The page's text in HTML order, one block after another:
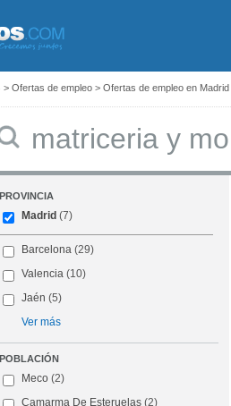
> Ofertas de empleo > Ofertas de empleo en Madrid
PROVINCIA
Madrid (7)
Barcelona (29)
Valencia (10)
Jaén (5)
Ver más
POBLACIÓN
Meco (2)
Camarma De Esteruelas (2)